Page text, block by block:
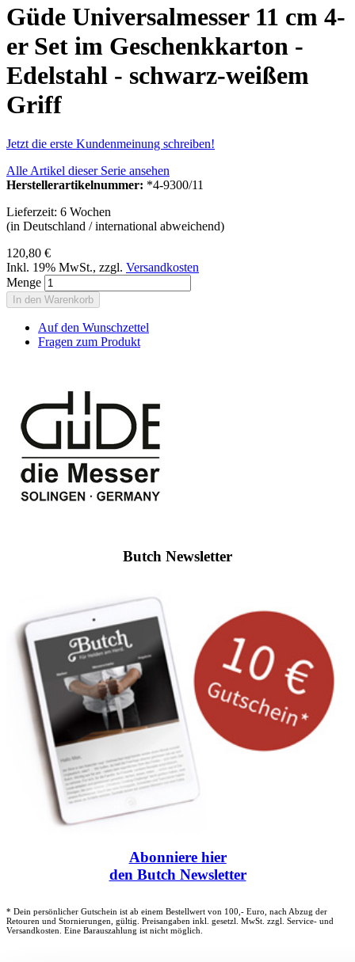
Güde Universalmesser 11 cm 4-
er Set im Geschenkkarton -
Edelstahl - schwarz-weißem
Griff
Jetzt die erste Kundenmeinung schreiben!
Alle Artikel dieser Serie ansehen
Herstellerartikelnummer: *4-9300/11
Lieferzeit: 6 Wochen
(in Deutschland / international abweichend)
120,80 €
Inkl. 19% MwSt., zzgl. Versandkosten
Menge
In den Warenkorb
Auf den Wunschzettel
Fragen zum Produkt
Butch Newsletter
Abonniere hier
den Butch Newsletter
* Dein persönlicher Gutschein ist ab einem Bestellwert von 100,- Euro, nach Abzug der
Retouren und Stornierungen, gültig. Preisangaben inkl. gesetzl. MwSt. zzgl. Service- und
Versandkosten. Eine Barauszahlung ist nicht möglich.